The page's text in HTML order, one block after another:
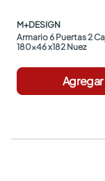
M+DESIGN
Armario 6 Puertas 2
180x46 x182 Nuez
Agregar